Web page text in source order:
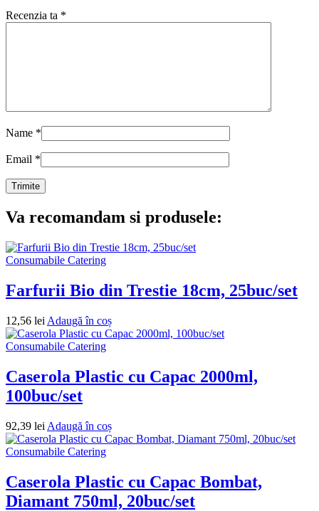
Recenzia ta *
Name *
Email *
Va recomandam si produsele:
Consumabile Catering
Farfurii Bio din Trestie 18cm, 25buc/set
12,56 lei Adaugă în coș
Consumabile Catering
Caserola Plastic cu Capac 2000ml,
100buc/set
92,39 lei Adaugă în coș
Consumabile Catering
Caserola Plastic cu Capac Bombat,
Diamant 750ml, 20buc/set